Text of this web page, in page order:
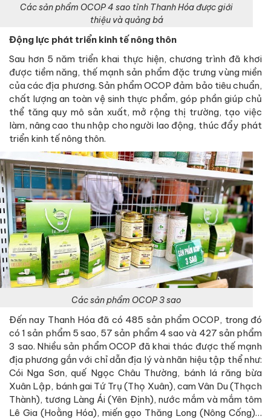
Các sản phẩm OCOP 4 sao tỉnh Thanh Hóa được giới
thiệu và quảng bá
Động lực phát triển kinh tế nông thôn
Sau hơn 5 năm triển khai thực hiện, chương trình đã khơi
được tiềm năng, thế mạnh sản phẩm đặc trưng vùng miền
của các địa phương. Sản phẩm OCOP đảm bảo tiêu chuẩn,
chất lượng an toàn vệ sinh thực phẩm, góp phần giúp chủ
thể tăng quy mô sản xuất, mở rộng thị trường, tạo việc
làm, nâng cao thu nhập cho người lao động, thúc đẩy phát
triển kinh tế nông thôn.
Các sản phẩm OCOP 3 sao
Đến nay Thanh Hóa đã có 485 sản phẩm OCOP, trong đó
có 1 sản phẩm 5 sao, 57 sản phẩm 4 sao và 427 sản phẩm
3 sao. Nhiều sản phẩm OCOP đã khai thác được thế mạnh
địa phương gắn với chỉ dẫn địa lý và nhãn hiệu tập thể như:
Cói Nga Sơn, quế Ngọc Châu Thường, bánh lá răng bừa
Xuân Lập, bánh gai Tứ Trụ (Thọ Xuân), cam Vân Du (Thạch
Thành), tương Làng Ái (Yên Định), nước mắm và mắm tôm
Lê Gia (Hoằng Hóa), miến gạo Thăng Long (Nông Cống)…